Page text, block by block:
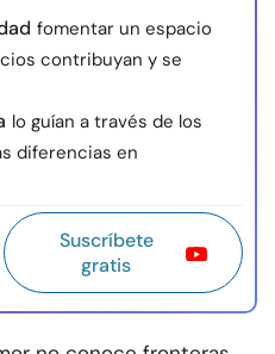
fomentar un espacio
contribuyan y se
lo guían a través de los
diferencias en
Suscríbete
gratis